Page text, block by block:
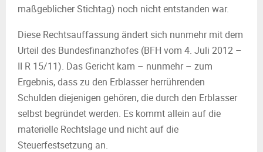
maßgeblicher Stichtag) noch nicht entstanden war.
Diese Rechtsauffassung ändert sich nunmehr mit dem
Urteil des Bundesfinanzhofes (BFH vom 4. Juli 2012 –
II R 15/11). Das Gericht kam – nunmehr – zum
Ergebnis, dass zu den Erblasser herrührenden
Schulden diejenigen gehören, die durch den Erblasser
selbst begründet werden. Es kommt allein auf die
materielle Rechtslage und nicht auf die
Steuerfestsetzung an.